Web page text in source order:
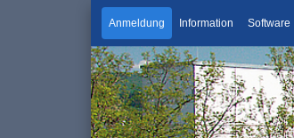
Anmeldung Information Software